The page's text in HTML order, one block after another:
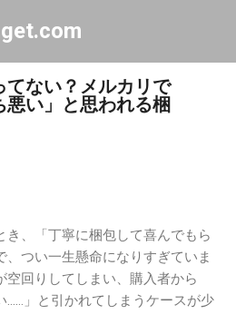
イン コンテンツに移動
てない？メルカリで
悪い」と思われる梱
き、「丁寧に梱包して喜んでもら
、つい一生懸命になりすぎていま
空回りしてしまい、購入者から
……」と引かれてしまうケースが少